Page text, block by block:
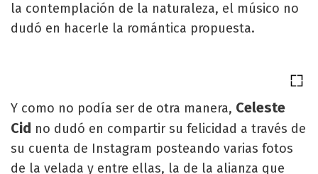
la contemplación de la naturaleza, el músico no
dudó en hacerle la romántica propuesta.
Y como no podía ser de otra manera, Celeste
Cid no dudó en compartir su felicidad a través de
su cuenta de Instagram posteando varias fotos
de la velada y entre ellas, la de la alianza que